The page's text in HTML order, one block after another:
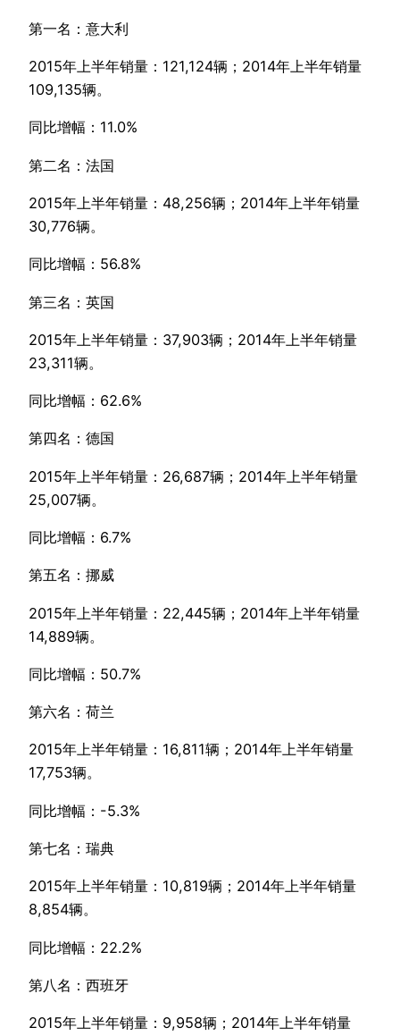
第一名：意大利
2015年上半年销量：121,124辆；2014年上半年销量
109,135辆。
同比增幅：11.0%
第二名：法国
2015年上半年销量：48,256辆；2014年上半年销量
30,776辆。
同比增幅：56.8%
第三名：英国
2015年上半年销量：37,903辆；2014年上半年销量
23,311辆。
同比增幅：62.6%
第四名：德国
2015年上半年销量：26,687辆；2014年上半年销量
25,007辆。
同比增幅：6.7%
第五名：挪威
2015年上半年销量：22,445辆；2014年上半年销量
14,889辆。
同比增幅：50.7%
第六名：荷兰
2015年上半年销量：16,811辆；2014年上半年销量
17,753辆。
同比增幅：-5.3%
第七名：瑞典
2015年上半年销量：10,819辆；2014年上半年销量
8,854辆。
同比增幅：22.2%
第八名：西班牙
2015年上半年销量：9,958辆；2014年上半年销量